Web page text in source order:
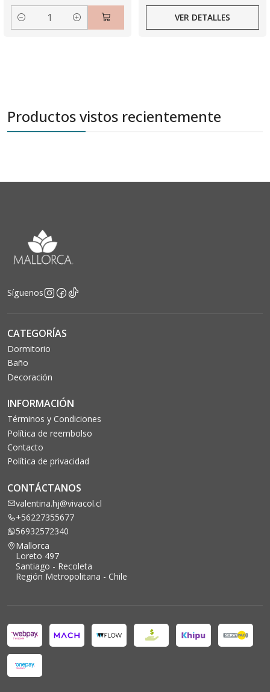
Cantidad
VER DETALLES
Productos vistos recientemente
Síguenos
CATEGORÍAS
Dormitorio
Baño
Decoración
INFORMACIÓN
Términos y Condiciones
Política de reembolso
Contacto
Política de privacidad
CONTÁCTANOS
valentina.hj@vivacol.cl
+56227355677
56932572340
Mallorca
Loreto 497
Santiago - Recoleta
Región Metropolitana - Chile